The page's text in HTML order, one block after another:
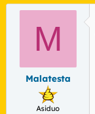
M
Malatesta
Asiduo